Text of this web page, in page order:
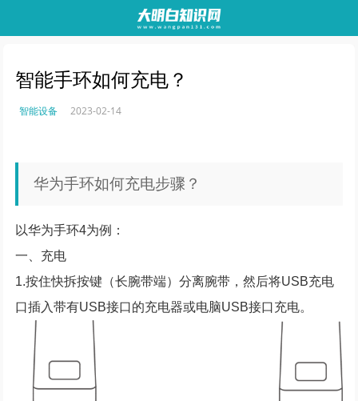
智能手环如何充电？
智能设备 2023-02-14
华为手环如何充电步骤？
以华为手环4为例：
一、充电
1.按住快拆按键（长腕带端）分离腕带，然后将USB充电
口插入带有USB接口的充电器或电脑USB接口充电。